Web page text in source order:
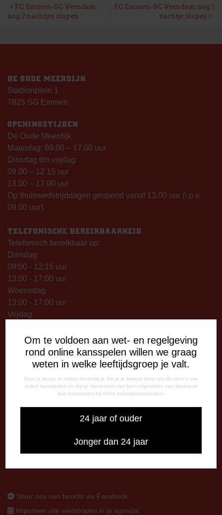
Om te voldoen aan wet- en regelgeving
rond online kansspelen willen we graag
weten in welke leeftijdsgroep je valt.
Door je keuze te maken bevestig je dat je je bewust bent van de risico's van
online kansspelen en dat je momenteel niet bent uitgesloten van deelname
aan kansspelen bij online kansspelaanbieders.
24 jaar of ouder
Jonger dan 24 jaar
BERICHT
FC Emmen-SC Veendam:
nog 2 nachtjes slapen
FC Emmen-SC Veendam: nog 1
nachtje slapen
DE OUDE MEERDIJK
Stadionplein 1
7825 SG Emmen
OPENINGSTIJDEN
De Oude Meerdijk
Maandag: 09.00 – 17.00 uur
Dinsdag t/m vrijdag:
09.00 – 12.15 uur
13.00 – 17.00 uur
Op thuiswedstrijddagen geopend vanaf 13.00 uur (i.p.v.
09.00 uur).
TELEFONISCHE BEREIKBAARHEID
Telefonisch bereikbaar op:
Dinsdag
09:00 - 12:15 uur
13:00 - 17:00 uur
Woensdag
13:00 - 17:00 uur
Vrijdag
13:00 - 17:00 uur
Op thuiswedstrijddagen bereikbaar vanaf 13:00 - 20:00 uur
Postbus 26
7800 AA Emmen
info@fcemmen.nl
Stuur ons een bericht via Facebook
Importeer alle wedstrijden in je agenda!